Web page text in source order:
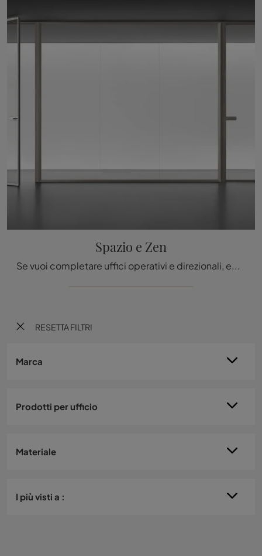
RESETTA FILTRI
Marca
Prodotti per ufficio
Materiale
I più visti a :
Spazio e Zen
Se vuoi completare uffici operativi e direzionali, ecco qui il modello Spazio e Zen di Rimadesio tra differenti soluzioni di pareti divisorie per ...